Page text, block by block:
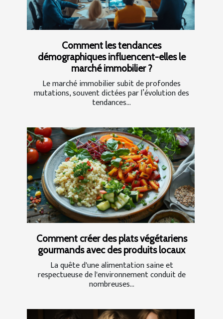
Comment les tendances
démographiques influencent-elles le
marché immobilier ?
Le marché immobilier subit de profondes
mutations, souvent dictées par l’évolution des
tendances...
Comment créer des plats végétariens
gourmands avec des produits locaux
La quête d'une alimentation saine et
respectueuse de l'environnement conduit de
nombreuses...